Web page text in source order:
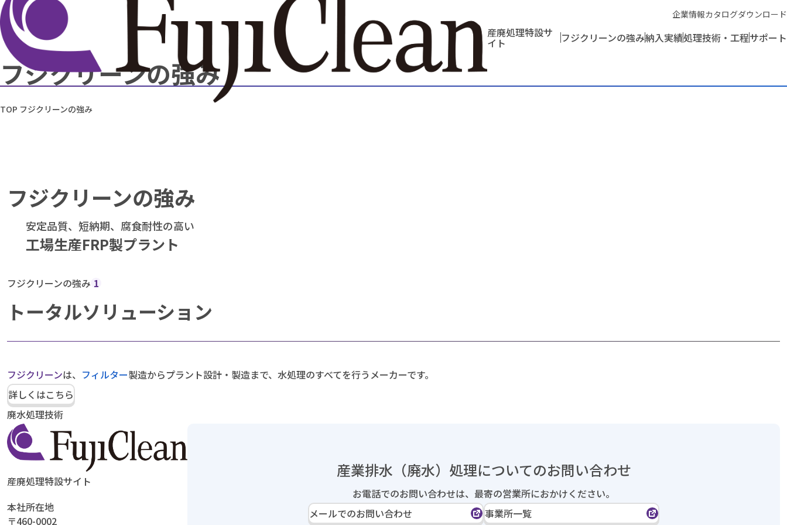
企業情報カタログダウンロード
産廃処理特設サ
イト フジクリーンの強み納入実績処理技術・工程サポート
フジクリーンの強み
TOP フジクリーンの強み
フジクリーンの強み
安定品質、短納期、腐食耐性の高い
工場生産FRP製プラント
フジクリーンの強み 1
トータルソリューション
フジクリーンは、 フィルター製造からプラント設計・製造まで、水処理のすべてを行うメーカーです。
詳しくはこちら
廃水処理技術
産廃処理特設サイト
本社所在地
〒460-0002
産業排水（廃水）処理についてのお問い合わせ
お電話でのお問い合わせは、 最寄の営業所におかけください。
メールでのお問い合わせ
事業所一覧